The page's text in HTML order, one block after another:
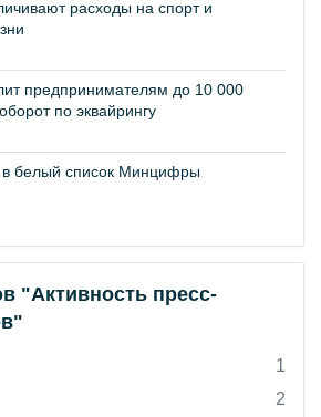
расходы на спорт и
предпринимателям до 10 000
по эквайрингу
белый список Минцифры
"Активность пресс-
1
2